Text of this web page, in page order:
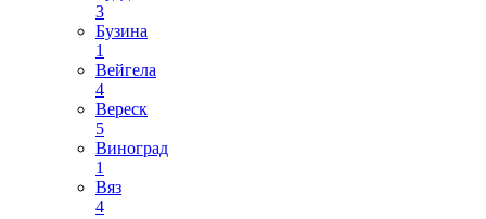
3
Бузина
1
Вейгела
4
Вереск
5
Виноград
1
Вяз
4